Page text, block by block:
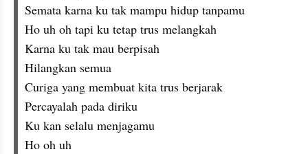
Semata karna ku tak mampu hidup tanpamu
Ho uh oh tapi ku tetap trus melangkah
Karna ku tak mau berpisah
Hilangkan semua
Curiga yang membuat kita trus berjarak
Percayalah pada diriku
Ku kan selalu menjagamu
Ho oh uh